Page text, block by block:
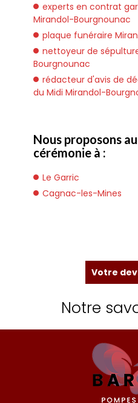
experts en contrat
Mirandol-Bourgnounac
plaque funéraire
nettoyeur de
Bourgnounac
rédacteur d'avis de
du Midi Mirandol-
Nous proposons
cérémonie à :
Le Garric
Cagnac-les-Mines
Votre
Notre